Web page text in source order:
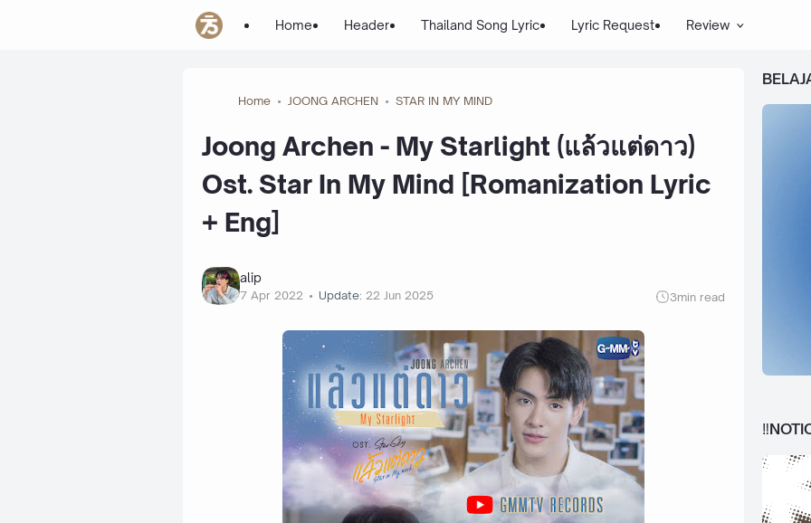
Home Header Thailand Song Lyric Lyric Request Review
Home JOONG ARCHEN STAR IN MY MIND
Joong Archen - My Starlight (แล้วแต่ดาว)
Ost. Star In My Mind [Romanization Lyric
+ Eng]
alip
7 Apr 2022 Update: 22 Jun 2025 3min read